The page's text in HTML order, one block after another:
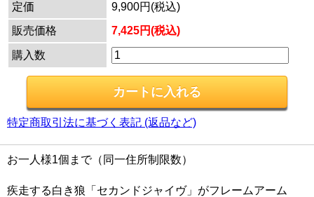
定価
9,900円(税込)
販売価格
7,425円(税込)
購入数
特定商取引法に基づく表記 (返品など)
お一人様1個まで（同一住所制限数）
疾走する白き狼「セカンドジャイヴ」がフレームアーム